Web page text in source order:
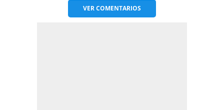
VERCOMENTARIOS